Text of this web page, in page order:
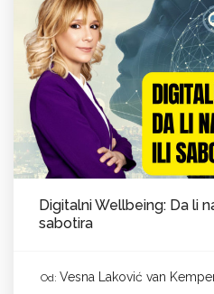
Digitalni Wellbeing: Da li
sabotira
Od: Vesna Laković van